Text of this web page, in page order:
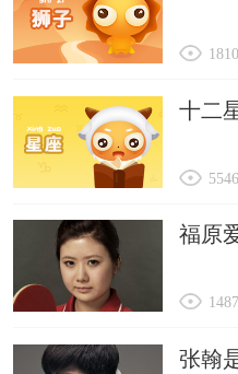
1810
十二
5546
福原
1487
张翰